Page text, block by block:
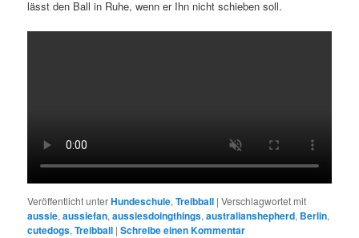
lässt den Ball in Ruhe, wenn er Ihn nicht schieben soll.
Veröffentlicht unterHundeschule,Treibball |Verschlagwortet mit
aussie,aussiefan,aussiesdoingthings,australianshepherd, Berlin,
cutedogs,Treibball |Schreibe einen Kommentar